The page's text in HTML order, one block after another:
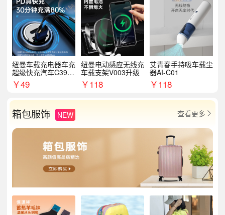
纽曼车载充电器车充
超级快充汽车C39提
手拉环
￥49
纽曼电动感应无线充
车载支架V003升级
￥118
艾青春手持吸车载尘
器AI-C01
￥118
箱包服饰 NEW 查看更多 